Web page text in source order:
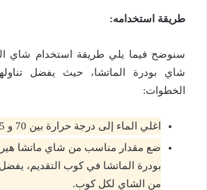
طريقة استخدامه:
سنوضح فيما يلي طريقة استخدام شاي
شاي بودرة الماتشا، حيث يفضل
الخطوات:
اغلي الماء إلى درجة حرارة بين 70 و 85 درجة مئوية.
ضع مقدار مناسب من شاي ماتشا
بودرة الماتشا في كوب التقديم،
من الشاي لكل كوب.